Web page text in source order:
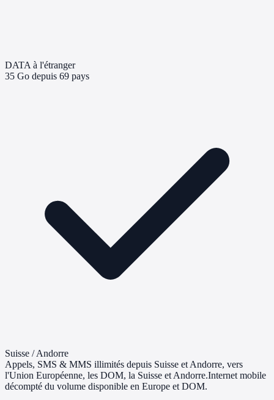
DATA à l'étranger
35 Go depuis 69 pays
Suisse / Andorre
Appels, SMS & MMS illimités depuis Suisse et Andorre, vers
l'Union Européenne, les DOM, la Suisse et Andorre.Internet mobile
décompté du volume disponible en Europe et DOM.